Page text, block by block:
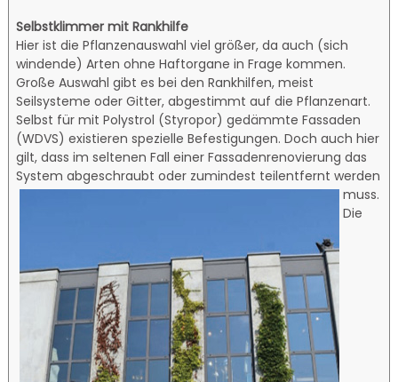
Selbstklimmer mit Rankhilfe
Hier ist die Pflanzenauswahl viel größer, da auch (sich
windende) Arten ohne Haftorgane in Frage kommen.
Große Auswahl gibt es bei den Rankhilfen, meist
Seilsysteme oder Gitter, abgestimmt auf die Pflanzenart.
Selbst für mit Polystrol (Styropor) gedämmte Fassaden
(WDVS) existieren spezielle Befestigungen. Doch auch hier
gilt, dass im seltenen Fall einer Fassadenrenovierung das
System abgeschraubt oder zumindest teilentfernt werden
muss.
Die